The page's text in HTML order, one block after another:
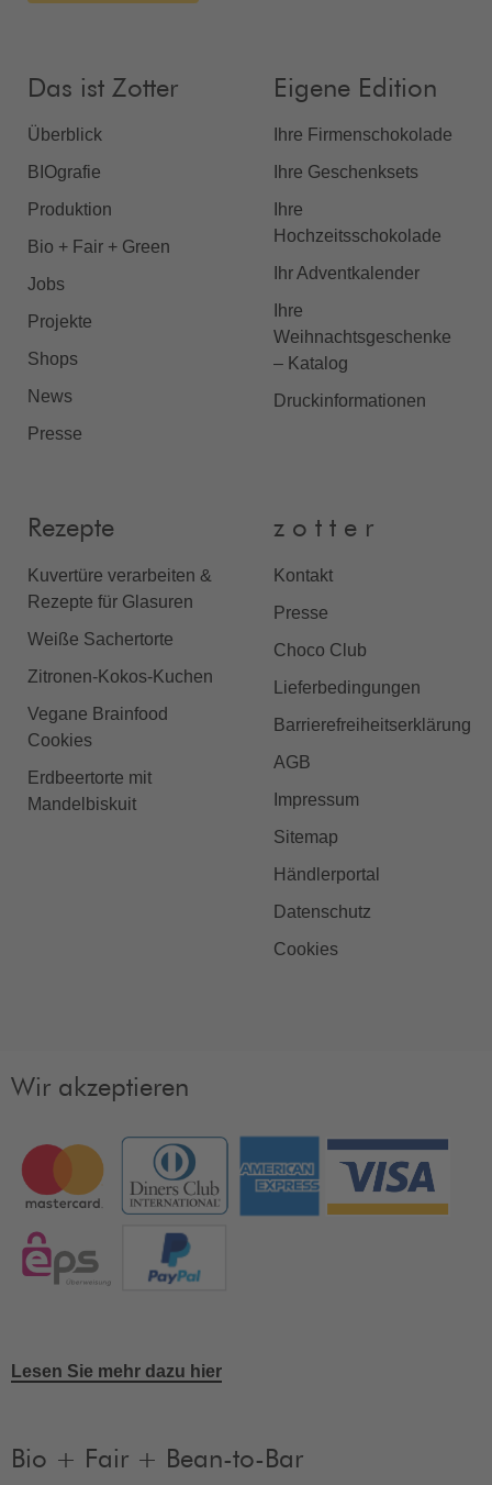
Das ist Zotter
Überblick
BIOgrafie
Produktion
Bio + Fair + Green
Jobs
Projekte
Shops
News
Presse
Eigene Edition
Ihre Firmenschokolade
Ihre Geschenksets
Ihre
Hochzeitsschokolade
Ihr Adventkalender
Ihre
Weihnachtsgeschenke
– Katalog
Druckinformationen
Rezepte
Kuvertüre verarbeiten &
Rezepte für Glasuren
Weiße Sachertorte
Zitronen-Kokos-Kuchen
Vegane Brainfood
Cookies
Erdbeertorte mit
Mandelbiskuit
z o t t e r
Kontakt
Presse
Choco Club
Lieferbedingungen
Barrierefreiheitserklärung
AGB
Impressum
Sitemap
Händlerportal
Datenschutz
Cookies
Wir akzeptieren
Lesen Sie mehr dazu hier
Bio + Fair + Bean-to-Bar